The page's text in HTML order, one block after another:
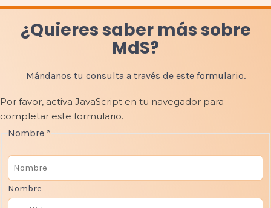
¿Quieres saber más sobre
MdS?
Mándanos tu consulta a través de este formulario.
Por favor, activa JavaScript en tu navegador para
completar este formulario.
Nombre *
Nombre